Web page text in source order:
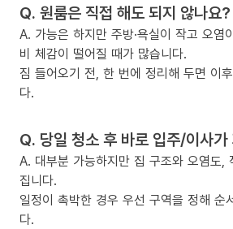
Q. 원룸은 직접 해도 되지 않나요?
A. 가능은 하지만 주방·욕실이 작고 오염
비 체감이 떨어질 때가 많습니다.
짐 들어오기 전, 한 번에 정리해 두면 이
다.
Q. 당일 청소 후 바로 입주/이사가
A. 대부분 가능하지만 집 구조와 오염도,
집니다.
일정이 촉박한 경우 우선 구역을 정해 순
다.